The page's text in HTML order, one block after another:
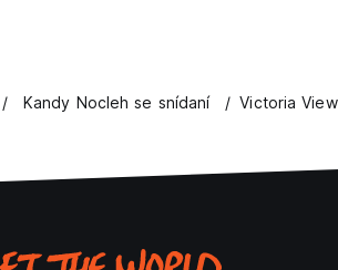
Kandy Nocleh se snídaní Victoria